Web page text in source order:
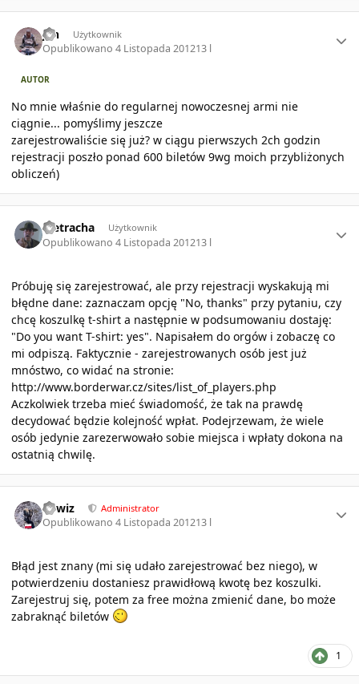
jan Użytkownik
Opublikowano4 Listopada 201213 l
AUTOR
No mnie właśnie do regularnej nowoczesnej armi nie
ciągnie... pomyślimy jeszcze
zarejestrowaliście się już? w ciągu pierwszych 2ch godzin
rejestracji poszło ponad 600 biletów 9wg moich przybliżonych
obliczeń)
Pietracha Użytkownik
Opublikowano4 Listopada 201213 l
Próbuję się zarejestrować, ale przy rejestracji wyskakują mi
błędne dane: zaznaczam opcję "No, thanks" przy pytaniu, czy
chcę koszulkę t-shirt a następnie w podsumowaniu dostaję:
"Do you want T-shirt: yes". Napisałem do orgów i zobaczę co
mi odpiszą. Faktycznie - zarejestrowanych osób jest już
mnóstwo, co widać na stronie:
http://www.borderwar.cz/sites/list_of_players.php
Aczkolwiek trzeba mieć świadomość, że tak na prawdę
decydować będzie kolejność wpłat. Podejrzewam, że wiele
osób jedynie zarezerwowało sobie miejsca i wpłaty dokona na
ostatnią chwilę.
sirwiz Administrator
Opublikowano4 Listopada 201213 l
Błąd jest znany (mi się udało zarejestrować bez niego), w
potwierdzeniu dostaniesz prawidłową kwotę bez koszulki.
Zarejestruj się, potem za free można zmienić dane, bo może
zabraknąć biletów
1